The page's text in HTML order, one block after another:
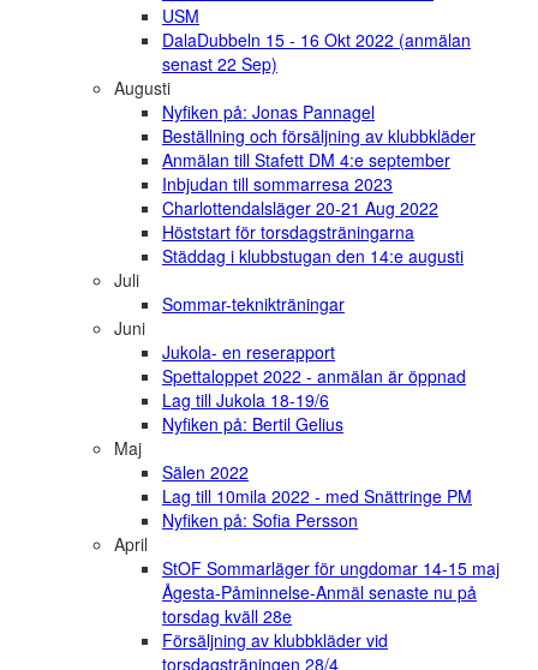
USM
DalaDubbeln 15 - 16 Okt 2022 (anmälan
senast 22 Sep)
Augusti
Nyfiken på: Jonas Pannagel
Beställning och försäljning av klubbkläder
Anmälan till Stafett DM 4:e september
Inbjudan till sommarresa 2023
Charlottendalsläger 20-21 Aug 2022
Höststart för torsdagsträningarna
Städdag i klubbstugan den 14:e augusti
Juli
Sommar-teknikträningar
Juni
Jukola- en reserapport
Spettaloppet 2022 - anmälan är öppnad
Lag till Jukola 18-19/6
Nyfiken på: Bertil Gelius
Maj
Sälen 2022
Lag till 10mila 2022 - med Snättringe PM
Nyfiken på: Sofia Persson
April
StOF Sommarläger för ungdomar 14-15 maj
Ågesta-Påminnelse-Anmäl senaste nu på
torsdag kväll 28e
Försäljning av klubbkläder vid
torsdagsträningen 28/4